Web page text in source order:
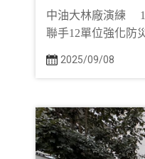
中油大林廠演練
聯手12單位強化防
2025/09/08